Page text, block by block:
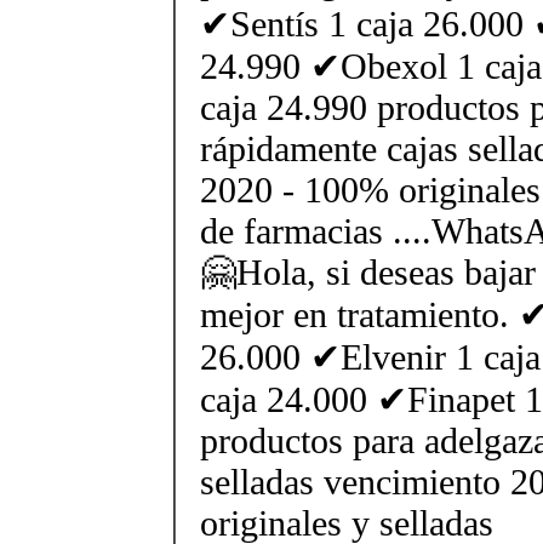
✔Sentís 1 caja
24.990 ✔Obexol 1
caja 24.990 productos
rápidamente cajas
2020 - 100%
de farmacias
🤗Hola, si deseas
mejor en tratamiento.
26.000 ✔Elvenir 1
caja 24.000 ✔Finapet
productos para
selladas vencimiento
originales y selladas